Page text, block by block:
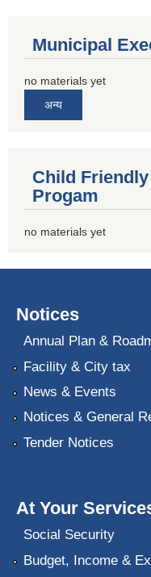
Municipal
no materials yet
अन्य
Child
Progam
no materials yet
Notices
Annual Plan &
Facility & City tax
News & Events
Notices & General
Tender Notices
At Your
Social Security
Budget, Income &